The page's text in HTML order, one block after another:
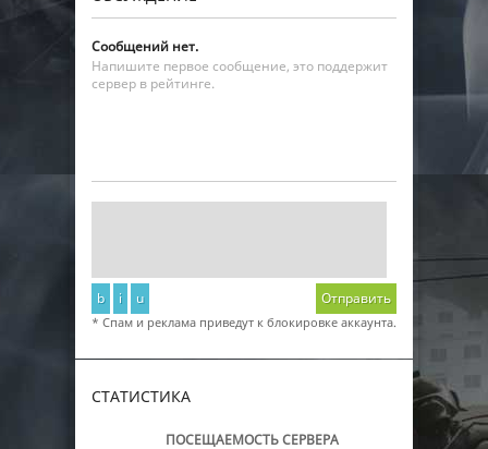
Сообщений нет.
Напишите первое сообщение, это поддержит
сервер в рейтинге.
b i u Отправить
* Спам и реклама приведут к блокировке аккаунта.
СТАТИСТИКА
ПОСЕЩАЕМОСТЬ СЕРВЕРА